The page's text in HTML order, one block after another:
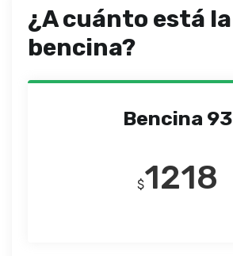
¿A cuánto está la
bencina?
Bencina 93
$1218